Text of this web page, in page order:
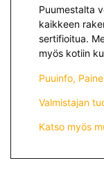
Puumestalta
kaikkeen
sertifioitua.
myös kotiin
Puuinfo,
Valmistajan
Katso myös